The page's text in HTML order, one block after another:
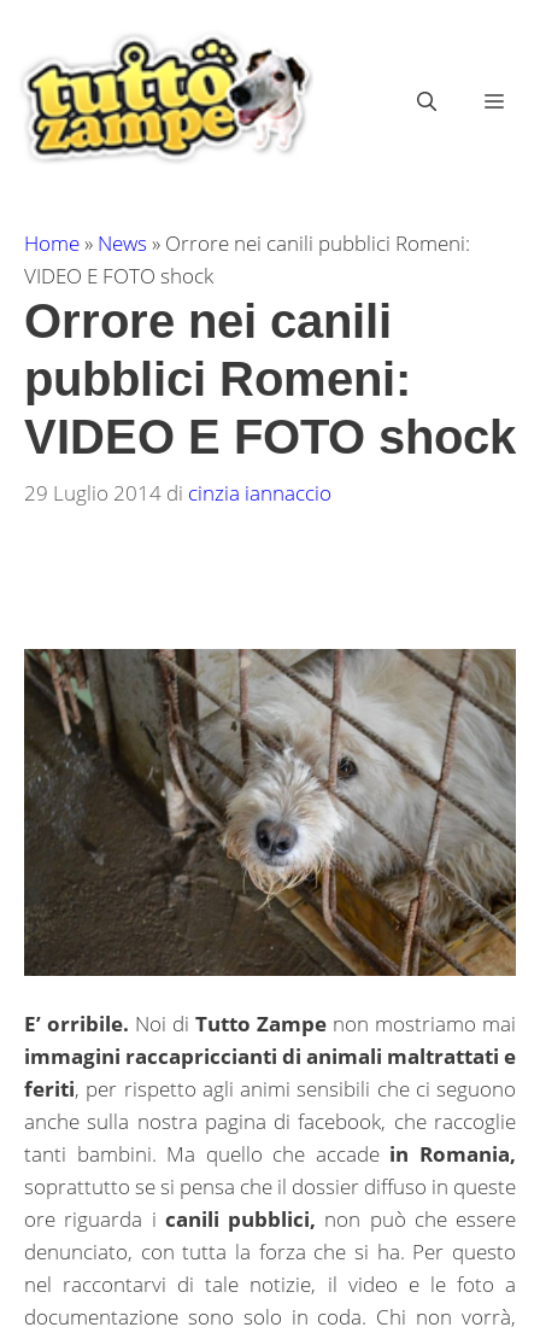
contenuto
Home» News » Orrore nei canili pubblici Romeni:
VIDEO E FOTO shock
Orrore nei canili
pubblici Romeni:
VIDEO E FOTO shock
29 Luglio 2014 di cinzia iannaccio
E’ orribile. Noi di Tutto Zampe non mostriamo mai
immagini raccapriccianti di animali maltrattati e
feriti, per rispetto agli animi sensibili che ci seguono
anche sulla nostra pagina di facebook, che raccoglie
tanti bambini. Ma quello che accade in Romania,
soprattutto se si pensa che il dossier diffuso in queste
ore riguarda i canili pubblici, non può che essere
denunciato, con tutta la forza che si ha. Per questo
nel raccontarvi di tale notizie, il video e le foto a
documentazione sono solo in coda. Chi non vorrà,